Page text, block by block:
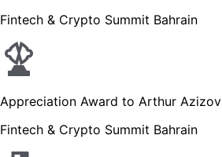
Fintech & Crypto Summit Bahrain
Appreciation Award to Arthur Azizov
Fintech & Crypto Summit Bahrain